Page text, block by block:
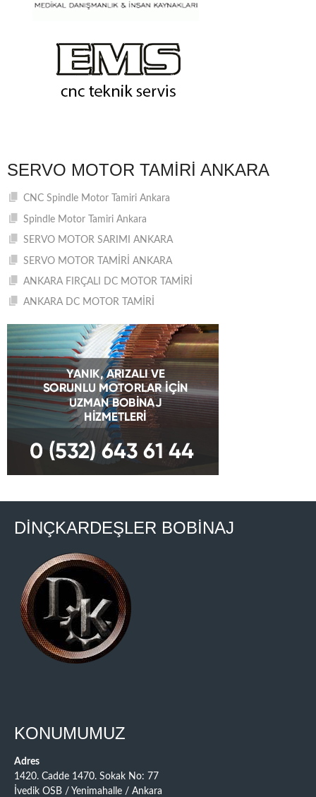
SERVO MOTOR TAMIRI ANKARA
CNC Spindle Motor Tamiri Ankara
Spindle Motor Tamiri Ankara
SERVO MOTOR SARIMI ANKARA
SERVO MOTOR TAMİRİ ANKARA
ANKARA FIRÇALI DC MOTOR TAMİRİ
ANKARA DC MOTOR TAMİRİ
DİNÇKARDEŞLER BOBİNAJ
KONUMUMUZ
Adres
1420. Cadde 1470. Sokak No: 77
İvedik OSB / Yenimahalle / Ankara